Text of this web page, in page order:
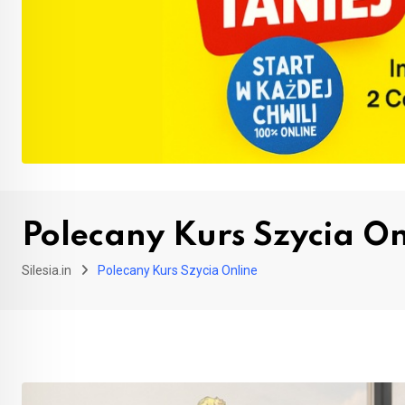
Polecany Kurs Szycia
Silesia.in Polecany Kurs Szycia Online